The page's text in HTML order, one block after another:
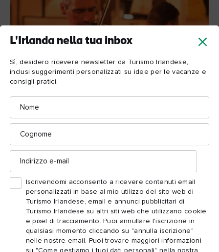
L'Irlanda nella tua inbox
Sì, desidero ricevere newsletter da Turismo Irlandese,
inclusi suggerimenti personalizzati su idee per le vacanze e
consigli pratici.
Nome
Cognome
Indirizzo
Iscrivendomi acconsento a ricevere contenuti email
personalizzati in base al mio utilizzo del sito web di
Turismo Irlandese, email e annunci pubblicitari di
Turismo Irlandese su altri siti web che utilizzano cookie
e pixel di tracciamento. Puoi annullare l'iscrizione in
qualsiasi momento cliccando su "annulla iscrizione"
nelle nostre email. Puoi trovare maggiori informazioni
su "Come gestiamo i tuoi dati personali" nella nostra
Musica tradizionale lungo la Wild Atlantic Way
Melodie tradizionali
Entra in un pub del Connemara e sarai accolto da allegre
note tradizionali. Non sai cosa aspettarti? Te lo diciamo
noi.
Scopri di più